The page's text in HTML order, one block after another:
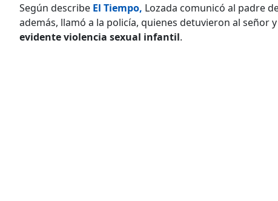
Según describe El Tiempo, Lozada comunicó al padre
además, llamó a la policía, quienes detuvieron al señor
evidente violencia sexual infantil.